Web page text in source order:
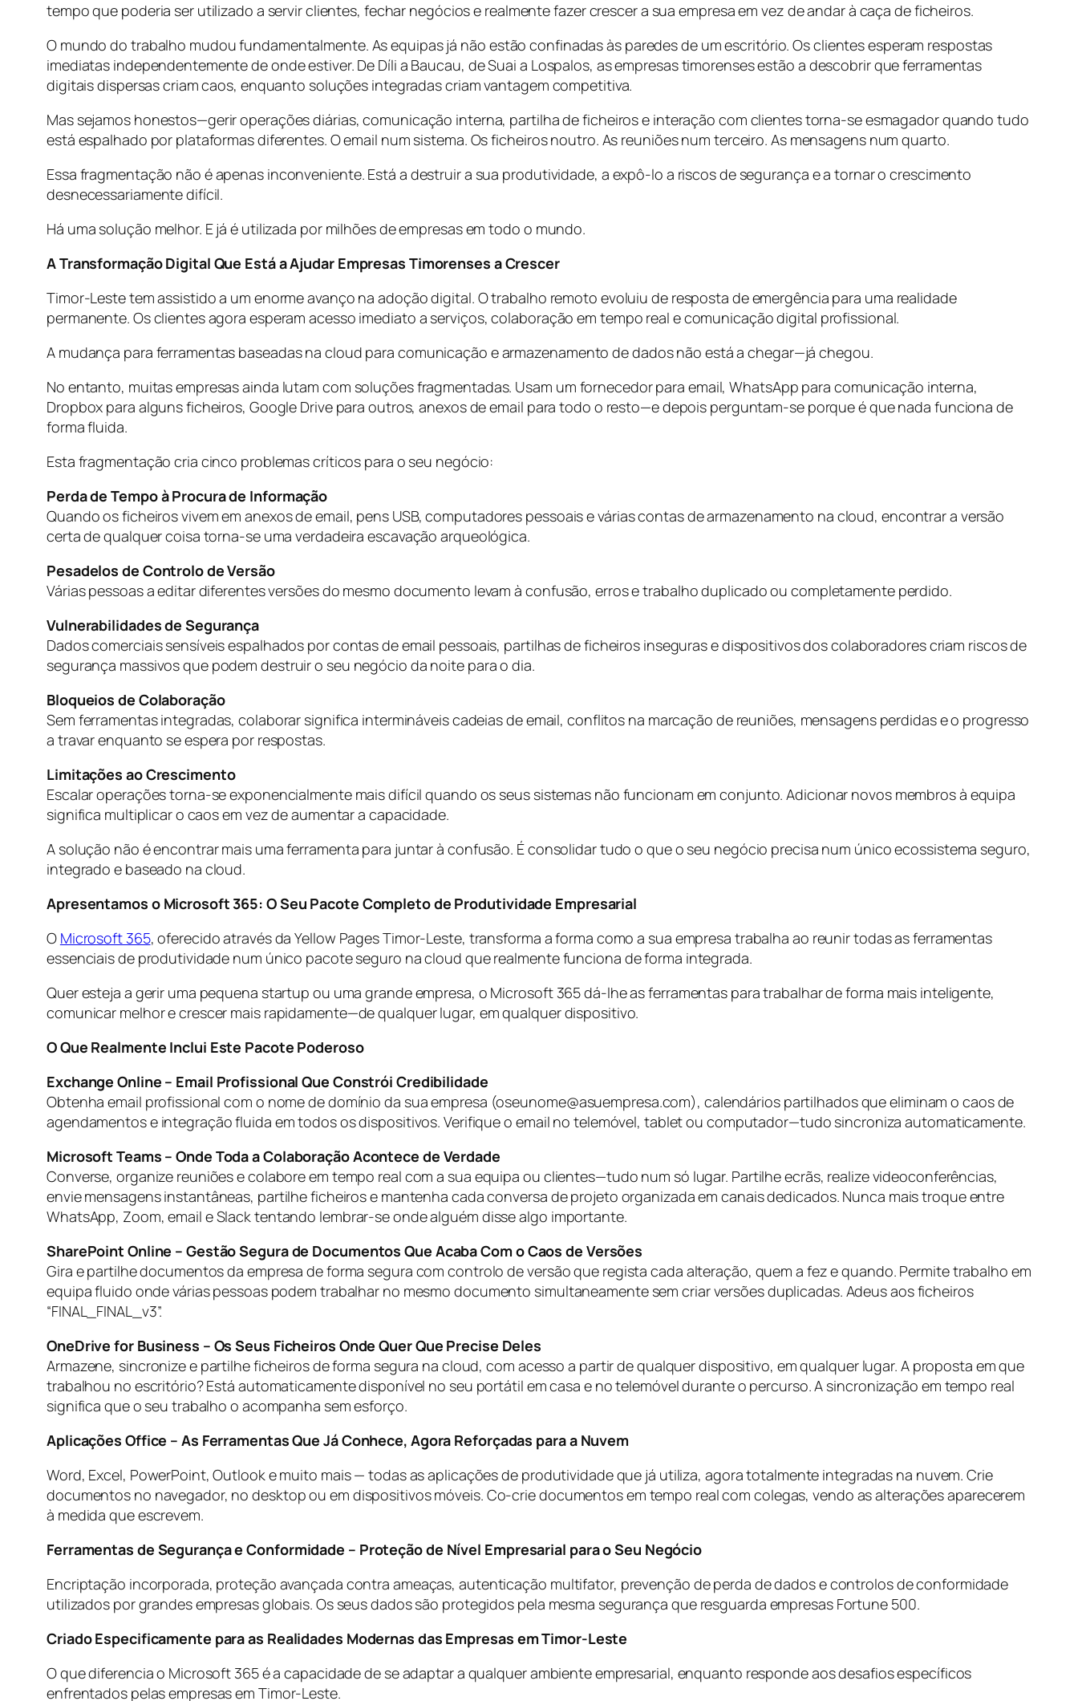
tempo que poderia ser utilizado a servir clientes, fechar negócios e realmente fazer crescer a sua empresa em vez de andar à caça de ficheiros.
O mundo do trabalho mudou fundamentalmente. As equipas já não estão confinadas às paredes de um escritório. Os clientes esperam respostas
imediatas independentemente de onde estiver. De Díli a Baucau, de Suai a Lospalos, as empresas timorenses estão a descobrir que ferramentas
digitais dispersas criam caos, enquanto soluções integradas criam vantagem competitiva.
Mas sejamos honestos—gerir operações diárias, comunicação interna, partilha de ficheiros e interação com clientes torna-se esmagador quando tudo
está espalhado por plataformas diferentes. O email num sistema. Os ficheiros noutro. As reuniões num terceiro. As mensagens num quarto.
Essa fragmentação não é apenas inconveniente. Está a destruir a sua produtividade, a expô-lo a riscos de segurança e a tornar o crescimento
desnecessariamente difícil.
Há uma solução melhor. E já é utilizada por milhões de empresas em todo o mundo.
A Transformação Digital Que Está a Ajudar Empresas Timorenses a Crescer
Timor-Leste tem assistido a um enorme avanço na adoção digital. O trabalho remoto evoluiu de resposta de emergência para uma realidade
permanente. Os clientes agora esperam acesso imediato a serviços, colaboração em tempo real e comunicação digital profissional.
A mudança para ferramentas baseadas na cloud para comunicação e armazenamento de dados não está a chegar—já chegou.
No entanto, muitas empresas ainda lutam com soluções fragmentadas. Usam um fornecedor para email, WhatsApp para comunicação interna,
Dropbox para alguns ficheiros, Google Drive para outros, anexos de email para todo o resto—e depois perguntam-se porque é que nada funciona de
forma fluida.
Esta fragmentação cria cinco problemas críticos para o seu negócio:
Perda de Tempo à Procura de Informação
Quando os ficheiros vivem em anexos de email, pens USB, computadores pessoais e várias contas de armazenamento na cloud, encontrar a versão
certa de qualquer coisa torna-se uma verdadeira escavação arqueológica.
Pesadelos de Controlo de Versão
Várias pessoas a editar diferentes versões do mesmo documento levam à confusão, erros e trabalho duplicado ou completamente perdido.
Vulnerabilidades de Segurança
Dados comerciais sensíveis espalhados por contas de email pessoais, partilhas de ficheiros inseguras e dispositivos dos colaboradores criam riscos de
segurança massivos que podem destruir o seu negócio da noite para o dia.
Bloqueios de Colaboração
Sem ferramentas integradas, colaborar significa intermináveis cadeias de email, conflitos na marcação de reuniões, mensagens perdidas e o progresso
a travar enquanto se espera por respostas.
Limitações ao Crescimento
Escalar operações torna-se exponencialmente mais difícil quando os seus sistemas não funcionam em conjunto. Adicionar novos membros à equipa
significa multiplicar o caos em vez de aumentar a capacidade.
A solução não é encontrar mais uma ferramenta para juntar à confusão. É consolidar tudo o que o seu negócio precisa num único ecossistema seguro,
integrado e baseado na cloud.
Apresentamos o Microsoft 365: O Seu Pacote Completo de Produtividade Empresarial
O Microsoft 365, oferecido através da Yellow Pages Timor-Leste, transforma a forma como a sua empresa trabalha ao reunir todas as ferramentas
essenciais de produtividade num único pacote seguro na cloud que realmente funciona de forma integrada.
Quer esteja a gerir uma pequena startup ou uma grande empresa, o Microsoft 365 dá-lhe as ferramentas para trabalhar de forma mais inteligente,
comunicar melhor e crescer mais rapidamente—de qualquer lugar, em qualquer dispositivo.
O Que Realmente Inclui Este Pacote Poderoso
Exchange Online – Email Profissional Que Constrói Credibilidade
Obtenha email profissional com o nome de domínio da sua empresa (oseunome@asuempresa.com), calendários partilhados que eliminam o caos de
agendamentos e integração fluida em todos os dispositivos. Verifique o email no telemóvel, tablet ou computador—tudo sincroniza automaticamente.
Microsoft Teams – Onde Toda a Colaboração Acontece de Verdade
Converse, organize reuniões e colabore em tempo real com a sua equipa ou clientes—tudo num só lugar. Partilhe ecrãs, realize videoconferências,
envie mensagens instantâneas, partilhe ficheiros e mantenha cada conversa de projeto organizada em canais dedicados. Nunca mais troque entre
WhatsApp, Zoom, email e Slack tentando lembrar-se onde alguém disse algo importante.
SharePoint Online – Gestão Segura de Documentos Que Acaba Com o Caos de Versões
Gira e partilhe documentos da empresa de forma segura com controlo de versão que regista cada alteração, quem a fez e quando. Permite trabalho em
equipa fluido onde várias pessoas podem trabalhar no mesmo documento simultaneamente sem criar versões duplicadas. Adeus aos ficheiros
“FINAL_FINAL_v3”.
OneDrive for Business – Os Seus Ficheiros Onde Quer Que Precise Deles
Armazene, sincronize e partilhe ficheiros de forma segura na cloud, com acesso a partir de qualquer dispositivo, em qualquer lugar. A proposta em que
trabalhou no escritório? Está automaticamente disponível no seu portátil em casa e no telemóvel durante o percurso. A sincronização em tempo real
significa que o seu trabalho o acompanha sem esforço.
Aplicações Office – As Ferramentas Que Já Conhece, Agora Reforçadas para a Nuvem
Word, Excel, PowerPoint, Outlook e muito mais — todas as aplicações de produtividade que já utiliza, agora totalmente integradas na nuvem. Crie
documentos no navegador, no desktop ou em dispositivos móveis. Co-crie documentos em tempo real com colegas, vendo as alterações aparecerem
à medida que escrevem.
Ferramentas de Segurança e Conformidade – Proteção de Nível Empresarial para o Seu Negócio
Encriptação incorporada, proteção avançada contra ameaças, autenticação multifator, prevenção de perda de dados e controlos de conformidade
utilizados por grandes empresas globais. Os seus dados são protegidos pela mesma segurança que resguarda empresas Fortune 500.
Criado Especificamente para as Realidades Modernas das Empresas em Timor-Leste
O que diferencia o Microsoft 365 é a capacidade de se adaptar a qualquer ambiente empresarial, enquanto responde aos desafios específicos
enfrentados pelas empresas em Timor-Leste.